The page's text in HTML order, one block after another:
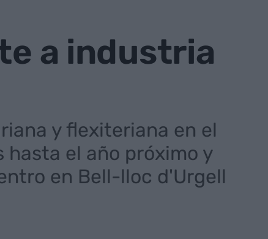
a industria
y flexiteriana en el
el año próximo y
en Bell-lloc d'Urgell